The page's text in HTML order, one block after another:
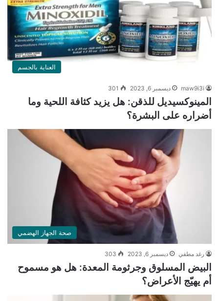
العناية بالجسم
maw9i3i ديسمبر 6, 2023 301
المينوكسيديل للذقن: هل يزيد كثافة اللحية وما
أضراره على البشرة؟
صحة الجهاز الهضمي
رغد مطفي ديسمبر 6, 2023 303
البيض المسلوق وجرثومة المعدة: هل هو مسموح
أم يهيّج الأعراض؟